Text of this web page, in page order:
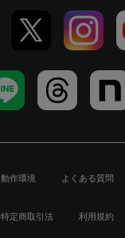
動作環境 よくある質問
特定商取引法 利用規約